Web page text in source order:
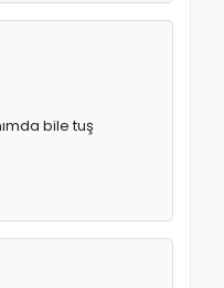
bile tuş